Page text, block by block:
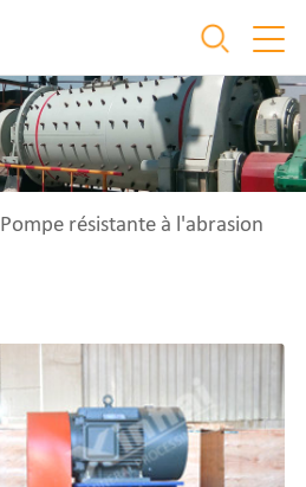
Pompe résistante à l'abrasion